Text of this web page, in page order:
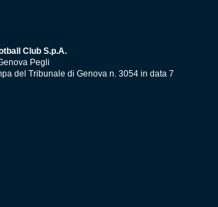
Club S.p.A.
Pegli
del Tribunale di Genova n. 3054 in data 7